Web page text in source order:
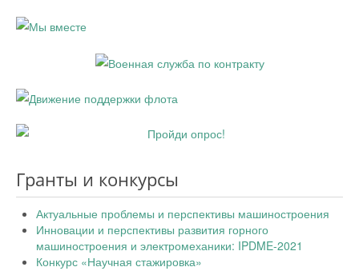
Гранты и конкурсы
Актуальные проблемы и перспективы машиностроения
Инновации и перспективы развития горного
машиностроения и электромеханики: IPDME-2021
Конкурс «Научная стажировка»